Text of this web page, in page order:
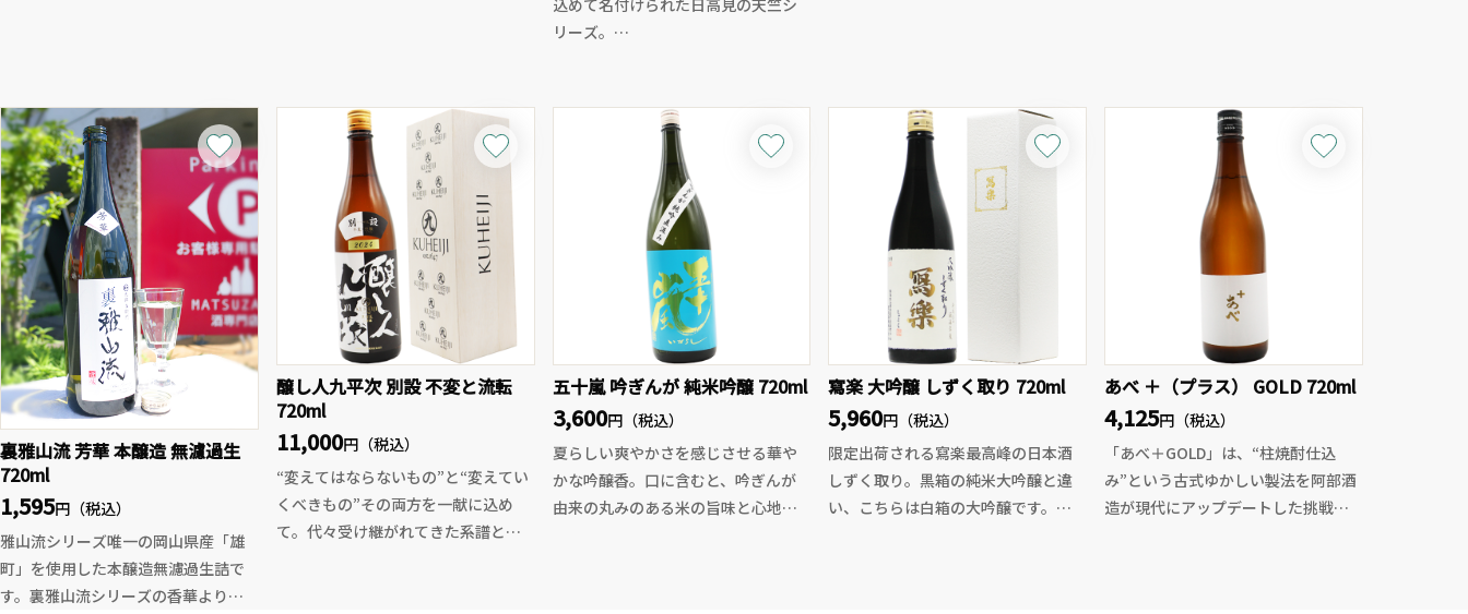
り。低温中期発酵・G74酵母を用いた
発酵で実現した、軽やかで爽やかな
飲み心地。低アル設計ながら、程よ
い酸と梨のようなふくよかな果実感
が暑い夏の身体に心地よく染み渡り
ます。
今や日本のワインは人気が高まりつ
つありますが、まだ日本のワインが
無名だったころに、数々の世界的な
コンクールで入賞を果たし日本のワ
インを世に知らしめた立役者でもあ
ります。
クラレーザは爽快感のある柑橘系の
香りに程良いボディ感。料理を引き
立てつつもしっかりと存在感を発揮
する、そんな味わい。エレガントさ
と親しみやすさを兼ね備えている、
そんな味わいです。数年前に勝沼醸
造を訪れた際、蔵が運営しているレ
ストランにてローストビーフと一緒
込めて名付けられた日高見の天竺シ
リーズ。
ばれている愛山ですが、その味わい
は口に含めば柔らかく丸みがありま
す。品の良い酸味が全体をしっかり
とまとめてくれ、華やかで上品な香
りにバランスの取れた味わいは愛山
の特徴が充分に引き出されていま
年々評価の高まっている天竺シリー
ズの中でも入荷量の少ない限定品で
す。
の魅力を丁寧に引き出した味わい
で、後口はすっとキレの良い辛口。
食事に寄り添いながらも、じっくり
と酒米の個性を楽しめる一本です。
酒未来が持つ透明感と上質な旨味を
存分にご堪能ください。
スパークリングは口当たり良く、弾
ける泡が米の旨味と共にサラリと綺
麗に流れていきます。後口もキレが
あり、爽やかな味わい。キンと冷や
してグラスに注げば上品な味わい
に、ダレる事の無い爽快感が楽しめ
ます。蔵からはその香味のイメージ
は限りなく青だとコメントを頂いて
おりますが、まさに夏の青空のよう
な清々しさの溢れる季節限定活性生
酒です。
裏雅山流 芳華 本醸造 無濾過生
720ml
1,595円（税込）
雅山流シリーズ唯一の岡山県産「雄
町」を使用した本醸造無濾過生詰で
す。裏雅山流シリーズの香華よりも
醸し人九平次 別設 不変と流転
720ml
11,000円（税込）
“変えてはならないもの”と“変えてい
くべきもの”その両方を一献に込め
て。代々受け継がれてきた系譜と、
五十嵐 吟ぎんが 純米吟醸 720ml
3,600円（税込）
夏らしい爽やかさを感じさせる華や
かな吟醸香。口に含むと、吟ぎんが
由来の丸みのある米の旨味と心地よ
寫楽 大吟醸 しずく取り 720ml
5,960円（税込）
限定出荷される寫楽最高峰の日本酒
しずく取り。黒箱の純米大吟醸と違
い、こちらは白箱の大吟醸です。
あべ ＋（プラス） GOLD 720ml
4,125円（税込）
「あべ＋GOLD」は、“柱焼酎仕込
み”という古式ゆかしい製法を阿部酒
造が現代にアップデートした挑戦的